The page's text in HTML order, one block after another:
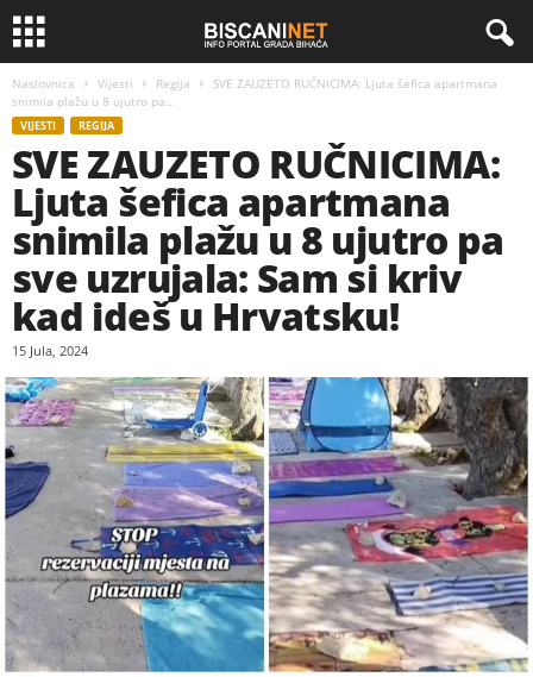
Naslovnica Vijesti Regija
SVE ZAUZETO RUČNICIMA: Ljuta šefica apartmana
snimila plažu u 8 ujutro pa...
VIJESTI REGIJA
SVE ZAUZETO RUČNICIMA:
Ljuta šefica apartmana
snimila plažu u 8 ujutro pa
sve uzrujala: Sam si kriv
kad ideš u Hrvatsku!
15 Jula, 2024